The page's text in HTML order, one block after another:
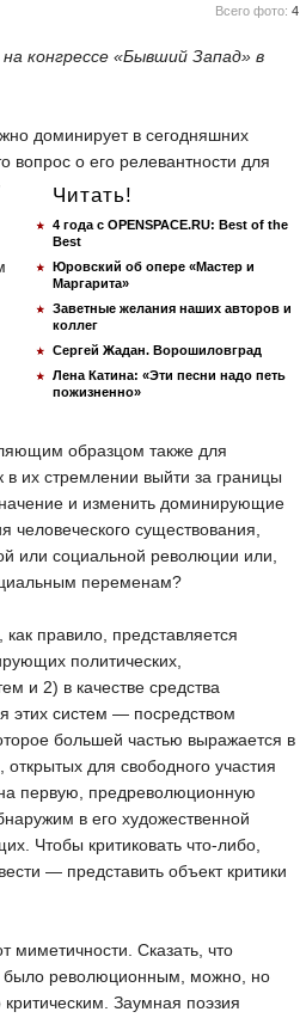
Всего фото: 4
конгрессе «Бывший Запад» в
доминирует в сегодняшних
вопрос о его релевантности для
Читать!
4 года с OPENSPACE.RU: Best of the
Best
Юровский об опере «Мастер и
Маргарита»
Заветные желания наших авторов и
коллег
Сергей Жадан. Ворошиловград
Лена Катина: «Эти песни надо петь
пожизненно»
образцом также для
их стремлении выйти за границы
и изменить доминирующие
человеческого существования,
или социальной революции или,
переменам?
правило, представляется
политических,
и 2) в качестве средства
этих систем — посредством
большей частью выражается в
для свободного участия
первую, предреволюционную
в его художественной
Чтобы критиковать что-либо,
— представить объект критики
миметичности. Сказать, что
было революционным, можно, но
Заумная поэзия